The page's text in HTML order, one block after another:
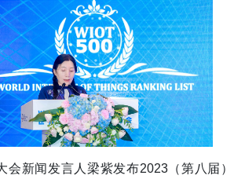
会新闻发言人梁紫发布2023（第八届）